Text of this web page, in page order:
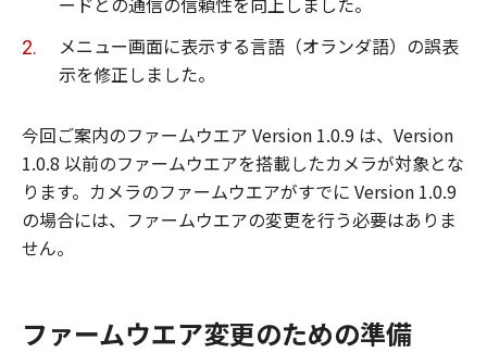
メニュー画面に表示する言語（オランダ語）の誤表
示を修正しました。
今回ご案内のファームウエア Version 1.0.9 は、Version
1.0.8 以前のファームウエアを搭載したカメラが対象とな
ります。カメラのファームウエアがすでに Version 1.0.9
の場合には、ファームウエアの変更を行う必要はありま
せん。
ファームウエア変更のための準備